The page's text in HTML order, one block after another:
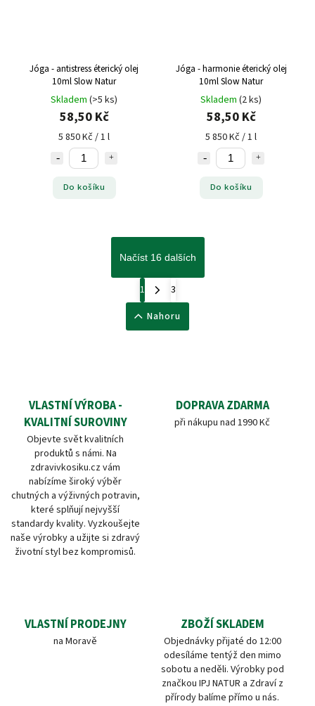
Jóga - antistress éterický olej
10ml Slow Natur
Skladem (>5 ks)
58,50 Kč
5 850 Kč / 1 l
Do košíku
Jóga - harmonie éterický olej
10ml Slow Natur
Skladem (2 ks)
58,50 Kč
5 850 Kč / 1 l
Do košíku
Načíst 16 dalších
1
3
Nahoru
VLASTNÍ VÝROBA -
KVALITNÍ SUROVINY
Objevte svět kvalitních
produktů s námi. Na
zdravivkosiku.cz vám
nabízíme široký výběr
chutných a výživných potravin,
které splňují nejvyšší
standardy kvality. Vyzkoušejte
naše výrobky a užijte si zdravý
životní styl bez kompromisů.
DOPRAVA ZDARMA
při nákupu nad 1990 Kč
VLASTNÍ PRODEJNY
na Moravě
ZBOŽÍ SKLADEM
Objednávky přijaté do 12:00
odesíláme tentýž den mimo
sobotu a neděli. Výrobky pod
značkou IPJ NATUR a Zdraví z
přírody balíme přímo u nás.